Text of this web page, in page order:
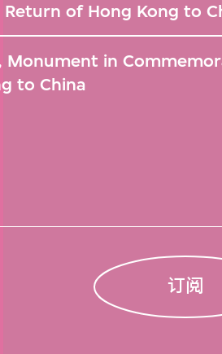
of Hong Kong to
Monument in
to China
订阅